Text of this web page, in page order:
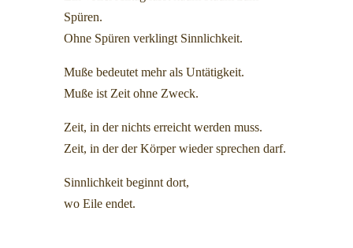
Spüren.
Ohne Spüren verklingt Sinnlichkeit.
Muße bedeutet mehr als Untätigkeit.
Muße ist Zeit ohne Zweck.
Zeit, in der nichts erreicht werden muss.
Zeit, in der der Körper wieder sprechen darf.
Sinnlichkeit beginnt dort,
wo Eile endet.